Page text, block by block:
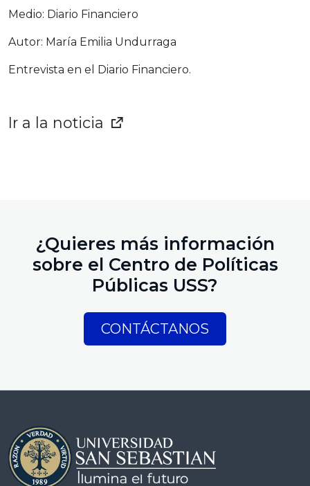
Medio: Diario Financiero
Autor: María Emilia Undurraga
Entrevista en el Diario Financiero.
Ir a la noticia
¿Quieres más información
sobre el Centro de Políticas
Públicas USS?
CONTÁCTANOS